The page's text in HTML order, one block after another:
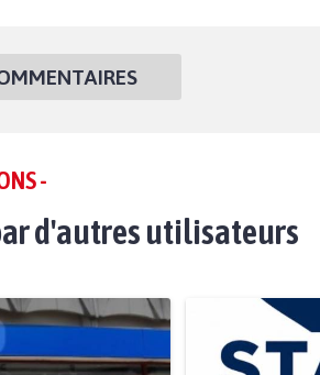
-
d'autres utilisateurs